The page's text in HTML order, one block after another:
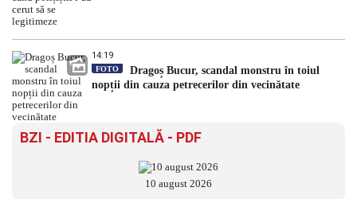
14:19
FOTO
Dragoș Bucur, scandal monstru în toiul
nopții din cauza petrecerilor din vecinătate
BZI - EDITIA DIGITALĂ - PDF
10 august 2026